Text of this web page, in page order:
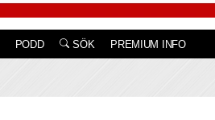
PODD SÖK PREMIUM INFO